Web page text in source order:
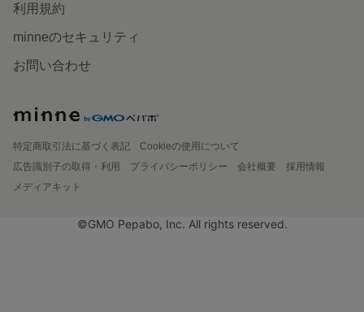
利用規約
minneのセキュリティ
お問い合わせ
特定商取引法に基づく表記
Cookieの使用について
広告識別子の取得・利用
プライバシーポリシー 会社概要
採用情報
メディアキット
©GMO Pepabo, Inc. All rights reserved.